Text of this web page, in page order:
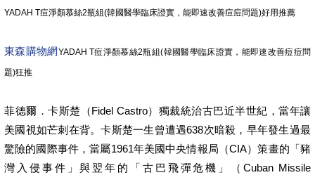
YADAH T痘淨顏慕絲2瓶組(韓國醫學臨床證實，能即速改善痘痘問題)好用推薦
東森購物網YADAH T痘淨顏慕絲2瓶組(韓國醫學臨床證實，能即速改善痘痘問
題)狂推
菲德爾．卡斯楚（Fidel Castro）獨裁統治古巴近半世紀，當年讓
美國視如芒刺在背。卡斯楚一生曾遭遇638次暗殺，早年發生過最
驚險的國際事件，當屬1961年美國中央情報局（CIA）策畫的「豬
灣入侵事件」與翌年的「古巴飛彈危機」（Cuban Missile